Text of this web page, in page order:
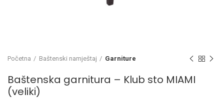
Početna Baštenski namještaj Garniture
Baštenska garnitura – Klub sto MIAMI
(veliki)